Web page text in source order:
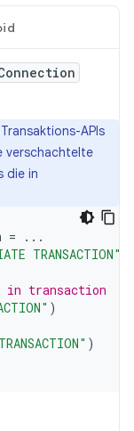
APIs
verschachtelte
die in
=
...
TRANSACTION"
in transaction
)
)